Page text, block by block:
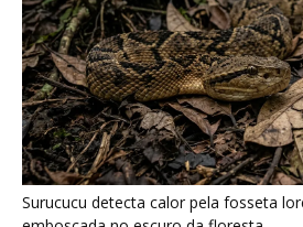
Poraquê sincroniza descargas
amplificar campo elétrico e atordoar
maiores na Amazônia